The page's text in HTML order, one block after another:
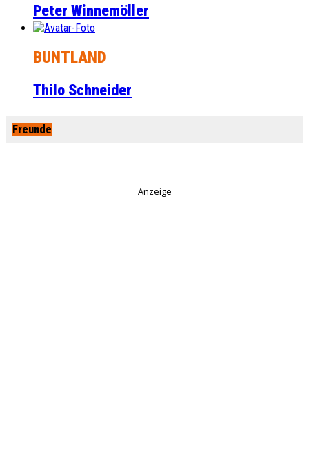
Peter Winnemöller
BUNTLAND
Thilo Schneider
Freunde
Anzeige